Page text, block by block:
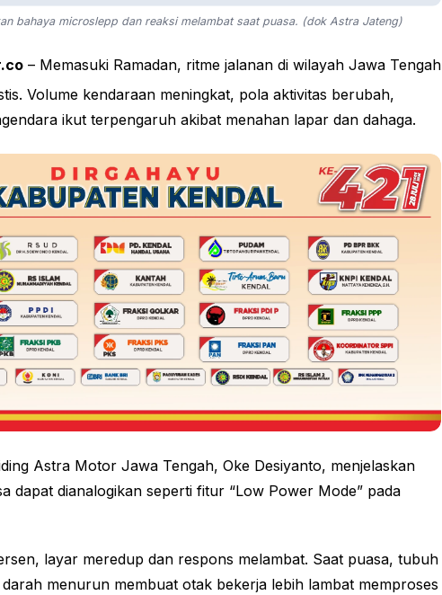
bahaya microslepp dan reaksi melambat saat puasa. (dok Astra Jateng)
– Memasuki Ramadan, ritme jalanan di wilayah Jawa Tengah
Volume kendaraan meningkat, pola aktivitas berubah,
ikut terpengaruh akibat menahan lapar dan dahaga.
Astra Motor Jawa Tengah, Oke Desiyanto, menjelaskan
dapat dianalogikan seperti fitur “Low Power Mode” pada
layar meredup dan respons melambat. Saat puasa, tubuh
menurun membuat otak bekerja lebih lambat memproses